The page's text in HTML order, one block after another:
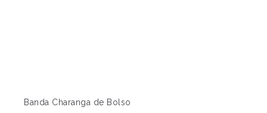
Banda Charanga de Bolso